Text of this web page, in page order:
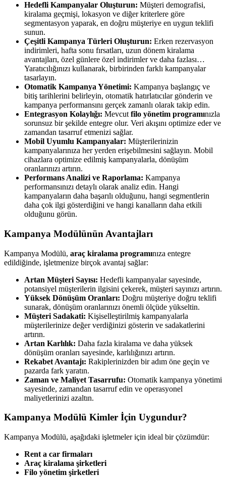
Hedefli Kampanyalar Oluşturun: Müşteri demografisi,
kiralama geçmişi, lokasyon ve diğer kriterlere göre
segmentasyon yaparak, en doğru müşteriye en uygun teklifi
sunun.
Çeşitli Kampanya Türleri Oluşturun: Erken rezervasyon
indirimleri, hafta sonu fırsatları, uzun dönem kiralama
avantajları, özel günlere özel indirimler ve daha fazlası…
Yaratıcılığınızı kullanarak, birbirinden farklı kampanyalar
tasarlayın.
Otomatik Kampanya Yönetimi: Kampanya başlangıç ve
bitiş tarihlerini belirleyin, otomatik hatırlatıcılar gönderin ve
kampanya performansını gerçek zamanlı olarak takip edin.
Entegrasyon Kolaylığı: Mevcut filo yönetim programınızla
sorunsuz bir şekilde entegre olur. Veri akışını optimize eder ve
zamandan tasarruf etmenizi sağlar.
Mobil Uyumlu Kampanyalar: Müşterilerinizin
kampanyalarınıza her yerden erişebilmesini sağlayın. Mobil
cihazlara optimize edilmiş kampanyalarla, dönüşüm
oranlarınızı artırın.
Performans Analizi ve Raporlama: Kampanya
performansınızı detaylı olarak analiz edin. Hangi
kampanyaların daha başarılı olduğunu, hangi segmentlerin
daha çok ilgi gösterdiğini ve hangi kanalların daha etkili
olduğunu görün.
Kampanya Modülünün Avantajları
Kampanya Modülü, araç kiralama programınıza entegre
edildiğinde, işletmenize birçok avantaj sağlar:
Artan Müşteri Sayısı: Hedefli kampanyalar sayesinde,
potansiyel müşterilerin ilgisini çekerek, müşteri sayınızı artırın.
Yüksek Dönüşüm Oranları: Doğru müşteriye doğru teklifi
sunarak, dönüşüm oranlarınızı önemli ölçüde yükseltin.
Müşteri Sadakati: Kişiselleştirilmiş kampanyalarla
müşterilerinize değer verdiğinizi gösterin ve sadakatlerini
artırın.
Artan Karlılık: Daha fazla kiralama ve daha yüksek
dönüşüm oranları sayesinde, karlılığınızı artırın.
Rekabet Avantajı: Rakiplerinizden bir adım öne geçin ve
pazarda fark yaratın.
Zaman ve Maliyet Tasarrufu: Otomatik kampanya yönetimi
sayesinde, zamandan tasarruf edin ve operasyonel
maliyetlerinizi azaltın.
Kampanya Modülü Kimler İçin Uygundur?
Kampanya Modülü, aşağıdaki işletmeler için ideal bir çözümdür:
Rent a car firmaları
Araç kiralama şirketleri
Filo yönetim şirketleri